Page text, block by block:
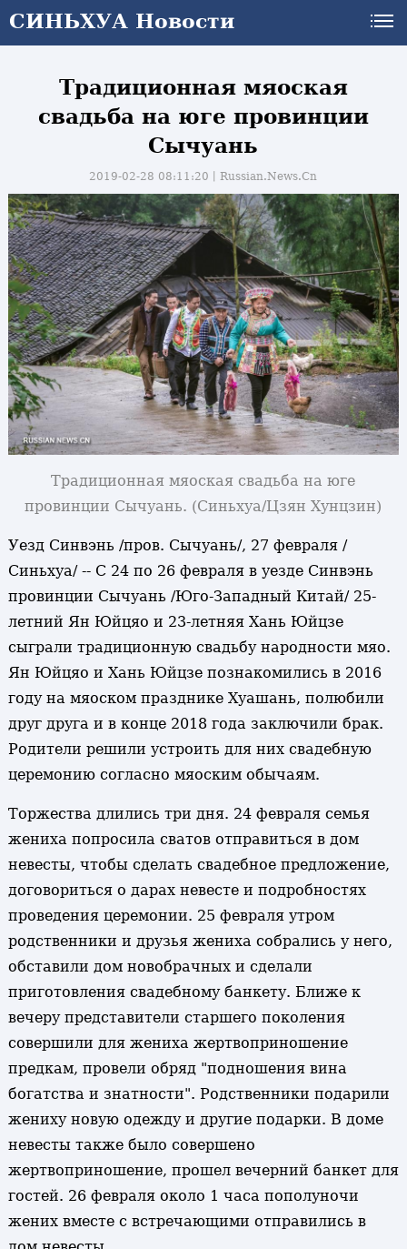
СИНЬХУА Новости
Традиционная мяоская
свадьба на юге провинции
Сычуань
2019-02-28 08:11:20丨Russian.News.Cn
Традиционная мяоская свадьба на юге
провинции Сычуань. (Синьхуа/Цзян Хунцзин)
Уезд Синвэнь /пров. Сычуань/, 27 февраля /
Синьхуа/ -- С 24 по 26 февраля в уезде Синвэнь
провинции Сычуань /Юго-Западный Китай/ 25-
летний Ян Юйцяо и 23-летняя Хань Юйцзе
сыграли традиционную свадьбу народности мяо.
Ян Юйцяо и Хань Юйцзе познакомились в 2016
году на мяоском празднике Хуашань, полюбили
друг друга и в конце 2018 года заключили брак.
Родители решили устроить для них свадебную
церемонию согласно мяоским обычаям.
Торжества длились три дня. 24 февраля семья
жениха попросила сватов отправиться в дом
невесты, чтобы сделать свадебное предложение,
договориться о дарах невесте и подробностях
проведения церемонии. 25 февраля утром
родственники и друзья жениха собрались у него,
обставили дом новобрачных и сделали
приготовления свадебному банкету. Ближе к
вечеру представители старшего поколения
совершили для жениха жертвоприношение
предкам, провели обряд "подношения вина
богатства и знатности". Родственники подарили
жениху новую одежду и другие подарки. В доме
невесты также было совершено
жертвоприношение, прошел вечерний банкет для
гостей. 26 февраля около 1 часа пополуночи
жених вместе с встречающими отправились в